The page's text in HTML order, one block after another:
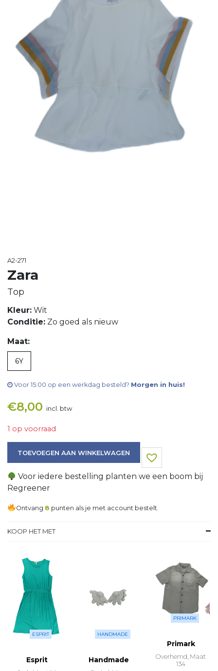
A2-271
Zara
Top
Kleur: Wit
Conditie: Zo goed als nieuw
Maat:
6Y
Voor 15:00 op een werkdag besteld? Morgen in huis!
€8,00 incl. btw
1 op voorraad
TOEVOEGEN AAN WINKELWAGEN
Voor iedere bestelling planten we een boom bij
Regreener
Ontvang 8 punten als je met account bestelt.
KOOP HET MET
ESPRIT
Esprit
HANDMADE
Handmade
PRIMARK
Primark
Overhemd, Maat
134